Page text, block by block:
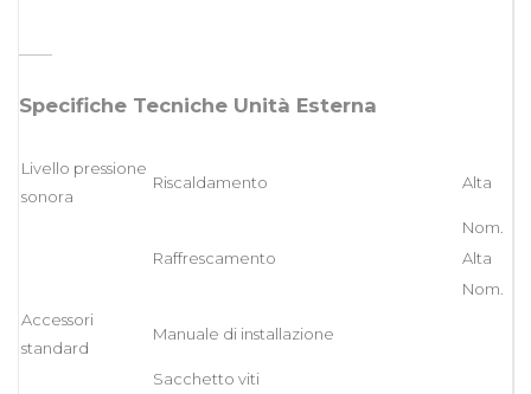
Specifiche Tecniche Unità Esterna
Livello pressione
sonora
Riscaldamento Alta
Nom.
Raffrescamento
Alta
Nom.
Accessori
standard
Manuale di installazione
Sacchetto viti